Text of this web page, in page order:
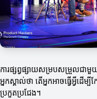
ការផ្សព្វផ្សាយសម្របសម្រួលជាមួ
អ្នកស្គាល់ថា តើអ្នកអាចធ្វើអ្វីដើ
ប្រកួតប្រជែង។